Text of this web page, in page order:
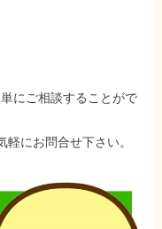
にご相談することがで
軽にお問合せ下さい。